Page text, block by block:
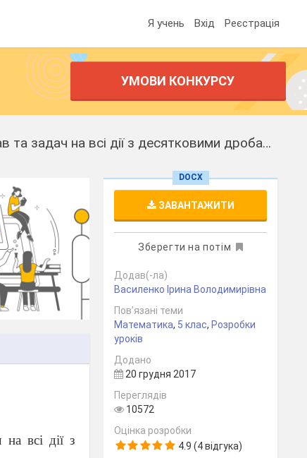
Я учень Вхід Реєстрація
УМОВИ КОНКУРСУ
Конспект уроку-подорожі "«У пошуках скарбів» на тему "Розв’язання вправ та задач на всі дії з десятковими дробами".
всі дії з
DOCX
ЗАВАНТАЖИТИ
Зберегти на потім
Додав(-ла)
Василенко Ірина Володимирівна
Пов’язані теми
Математика, 5 клас, Розробки
уроків
Додано
20 грудня 2017
Переглядів
10572
Оцінка розробки
4.9 (4 відгука)